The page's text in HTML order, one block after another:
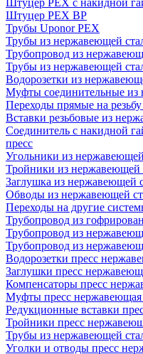
Штуцер PEX ВР
Трубы Uponor PEX
Трубы из нержавеющей
Трубопровод из
Трубы из нержавеющей
Водорозетки из
Муфты соединительные из
Переходы прямые на
Вставки резьбовые из
Соединитель с накидной
пресс
Угольники из
Тройники из нержавеющей
Заглушка из нержавеющей
Обводы из нержавеющей
Переходы на другие
Трубопровод из
Трубопровод из
Трубопровод из
Водорозетки пресс
Заглушки пресс
Компенсаторы пресс
Муфты пресс нержавеющая
Редукционные вставки
Тройники пресс
Трубы из нержавеющей
Уголки и отводы пресс